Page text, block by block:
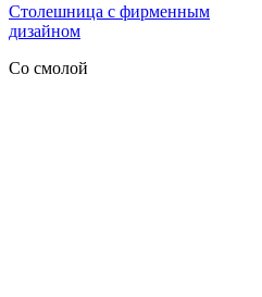
Столешница с фирменным
дизайном
Со смолой